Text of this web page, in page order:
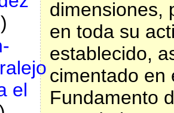
el
dimensiones,
en toda su
establecido,
cimentado en
Fundamento